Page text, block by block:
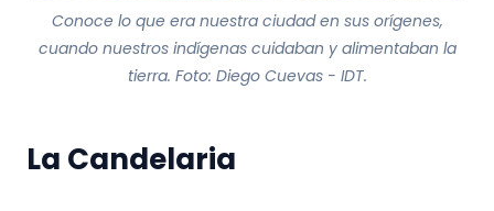
Conoce lo que era nuestra ciudad en sus orígenes,
cuando nuestros indígenas cuidaban y alimentaban la
tierra. Foto: Diego Cuevas - IDT.
La Candelaria